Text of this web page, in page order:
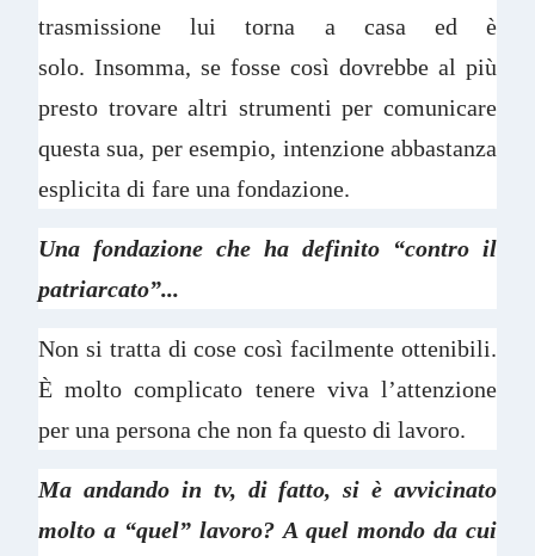
trasmissione lui torna a casa ed è
solo. Insomma, se fosse così dovrebbe al più
presto trovare altri strumenti per comunicare
questa sua, per esempio, intenzione abbastanza
esplicita di fare una fondazione.
Una fondazione che ha definito “contro il
patriarcato”...
Non si tratta di cose così facilmente ottenibili.
È molto complicato tenere viva l’attenzione
per una persona che non fa questo di lavoro.
Ma andando in tv, di fatto, si è avvicinato
molto a “quel” lavoro? A quel mondo da cui